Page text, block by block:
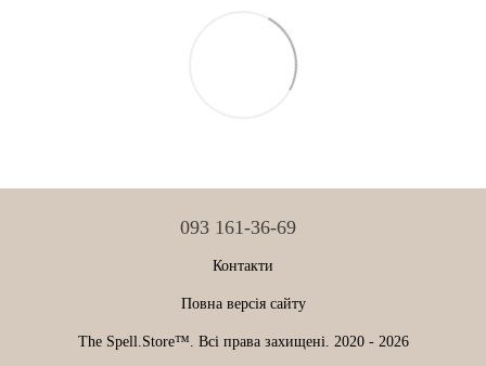
093 161-36-69
Контакти
Повна версія сайту
The Spell.Store™. Всі права захищені. 2020 - 2026